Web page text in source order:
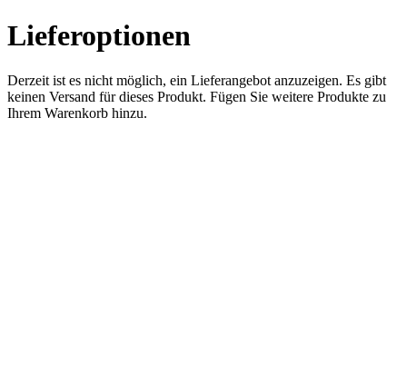
Lieferoptionen
Derzeit ist es nicht möglich, ein Lieferangebot anzuzeigen. Es gibt
keinen Versand für dieses Produkt. Fügen Sie weitere Produkte zu
Ihrem Warenkorb hinzu.